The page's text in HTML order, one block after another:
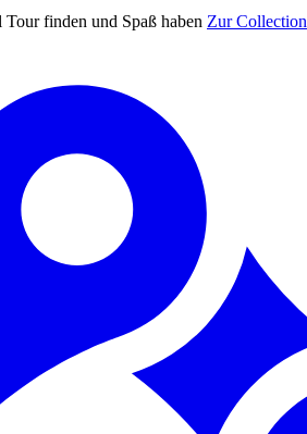
finden und Spaß haben Zur Collection